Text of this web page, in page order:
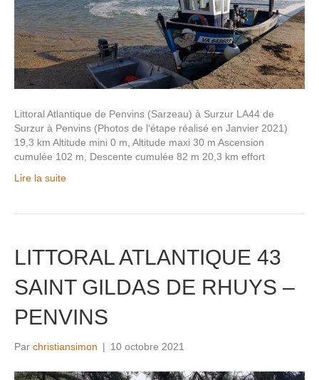
Littoral Atlantique de Penvins (Sarzeau) à Surzur LA44 de
Surzur à Penvins (Photos de l’étape réalisé en Janvier 2021)
19,3 km Altitude mini 0 m, Altitude maxi 30 m Ascension
cumulée 102 m, Descente cumulée 82 m 20,3 km effort
Lire la suite
LITTORAL ATLANTIQUE 43
SAINT GILDAS DE RHUYS –
PENVINS
Par christiansimon | 10 octobre 2021